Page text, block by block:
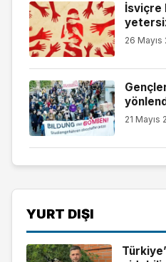
İsviçre
26 Mayıs
21
YURT DIŞI